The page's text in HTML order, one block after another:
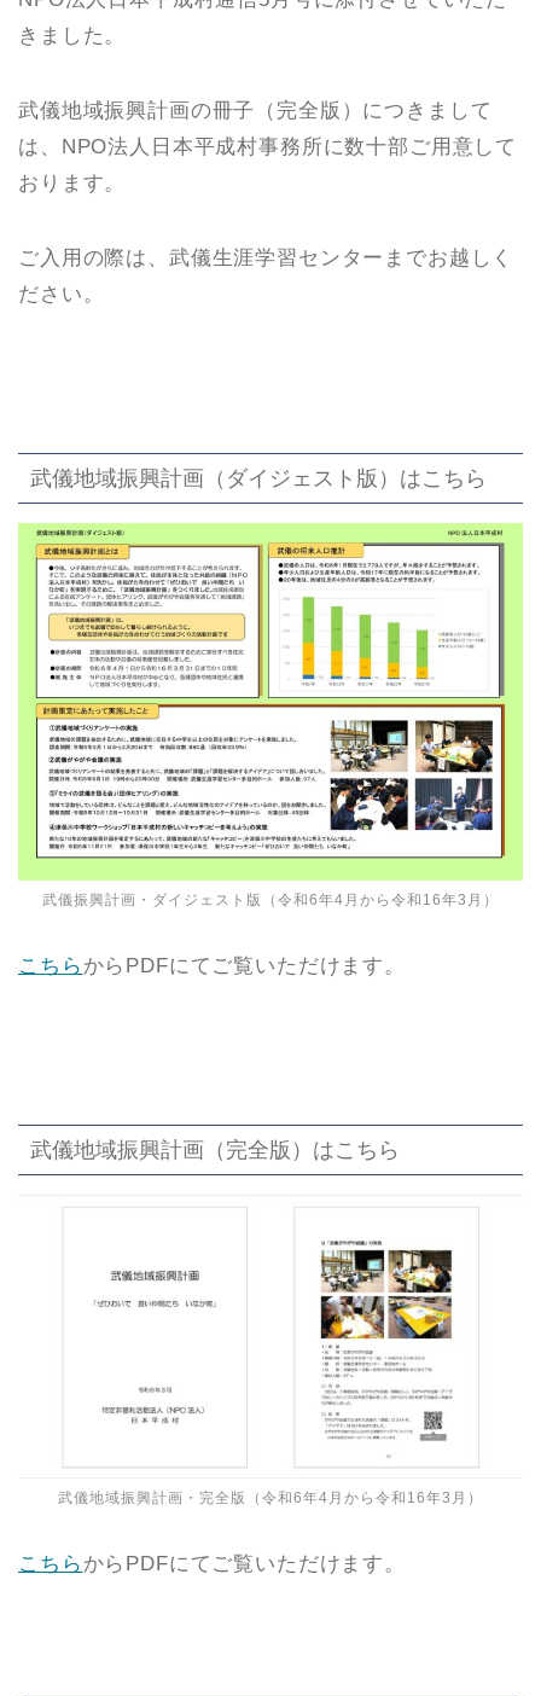
きました。
武儀地域振興計画の冊子（完全版）につきまして
は、NPO法人日本平成村事務所に数十部ご用意して
おります。
ご入用の際は、武儀生涯学習センターまでお越しく
ださい。
武儀地域振興計画（ダイジェスト版）はこちら
武儀振興計画・ダイジェスト版（令和6年4月から令和16年3月）
こちら からPDFにてご覧いただけます。
武儀地域振興計画（完全版）はこちら
武儀地域振興計画・完全版（令和6年4月から令和16年3月）
こちら からPDFにてご覧いただけます。